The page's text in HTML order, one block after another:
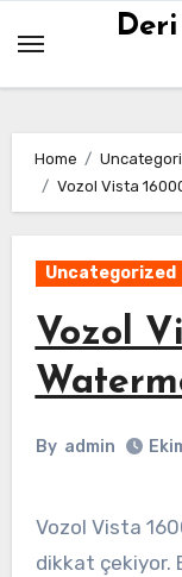
content
Home
Vozol Vista
Uncategorized
Vozol
By admin
Vozol Vista 16000, 16.000 nefes kapasitesi ile
dikkat çekiyor.